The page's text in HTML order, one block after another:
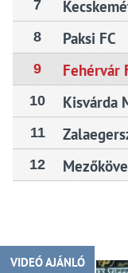
7
8
Paksi FC
9
Fehérvár
10
Kisvárda
11
12
VIDEÓ AJÁNLÓ